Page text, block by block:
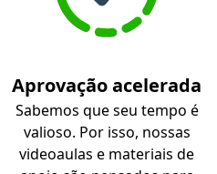
Aprovação acelerada
Sabemos que seu tempo é
valioso. Por isso, nossas
videoaulas e materiais de